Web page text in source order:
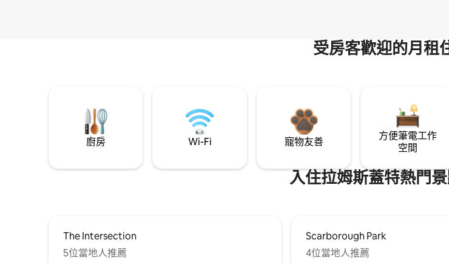
受房客歡迎的月租
廚房 Wi-Fi 寵物友善
方便筆電工作
空間
入住拉姆斯蓋特熱門
The Intersection
5位當地人推薦
Scarborough Park
4位當地人推薦